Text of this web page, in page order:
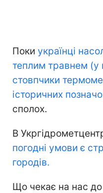
Поки українці
теплим травнем (у
стовпчики
історичних
сполох.
В
погодні умови є
городів.
Що чекає на нас